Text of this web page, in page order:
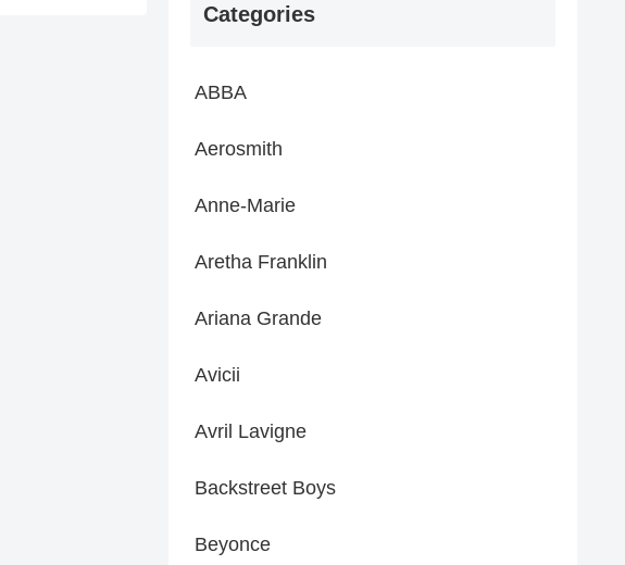
Categories
ABBA
Aerosmith
Anne-Marie
Aretha Franklin
Ariana Grande
Avicii
Avril Lavigne
Backstreet Boys
Beyonce